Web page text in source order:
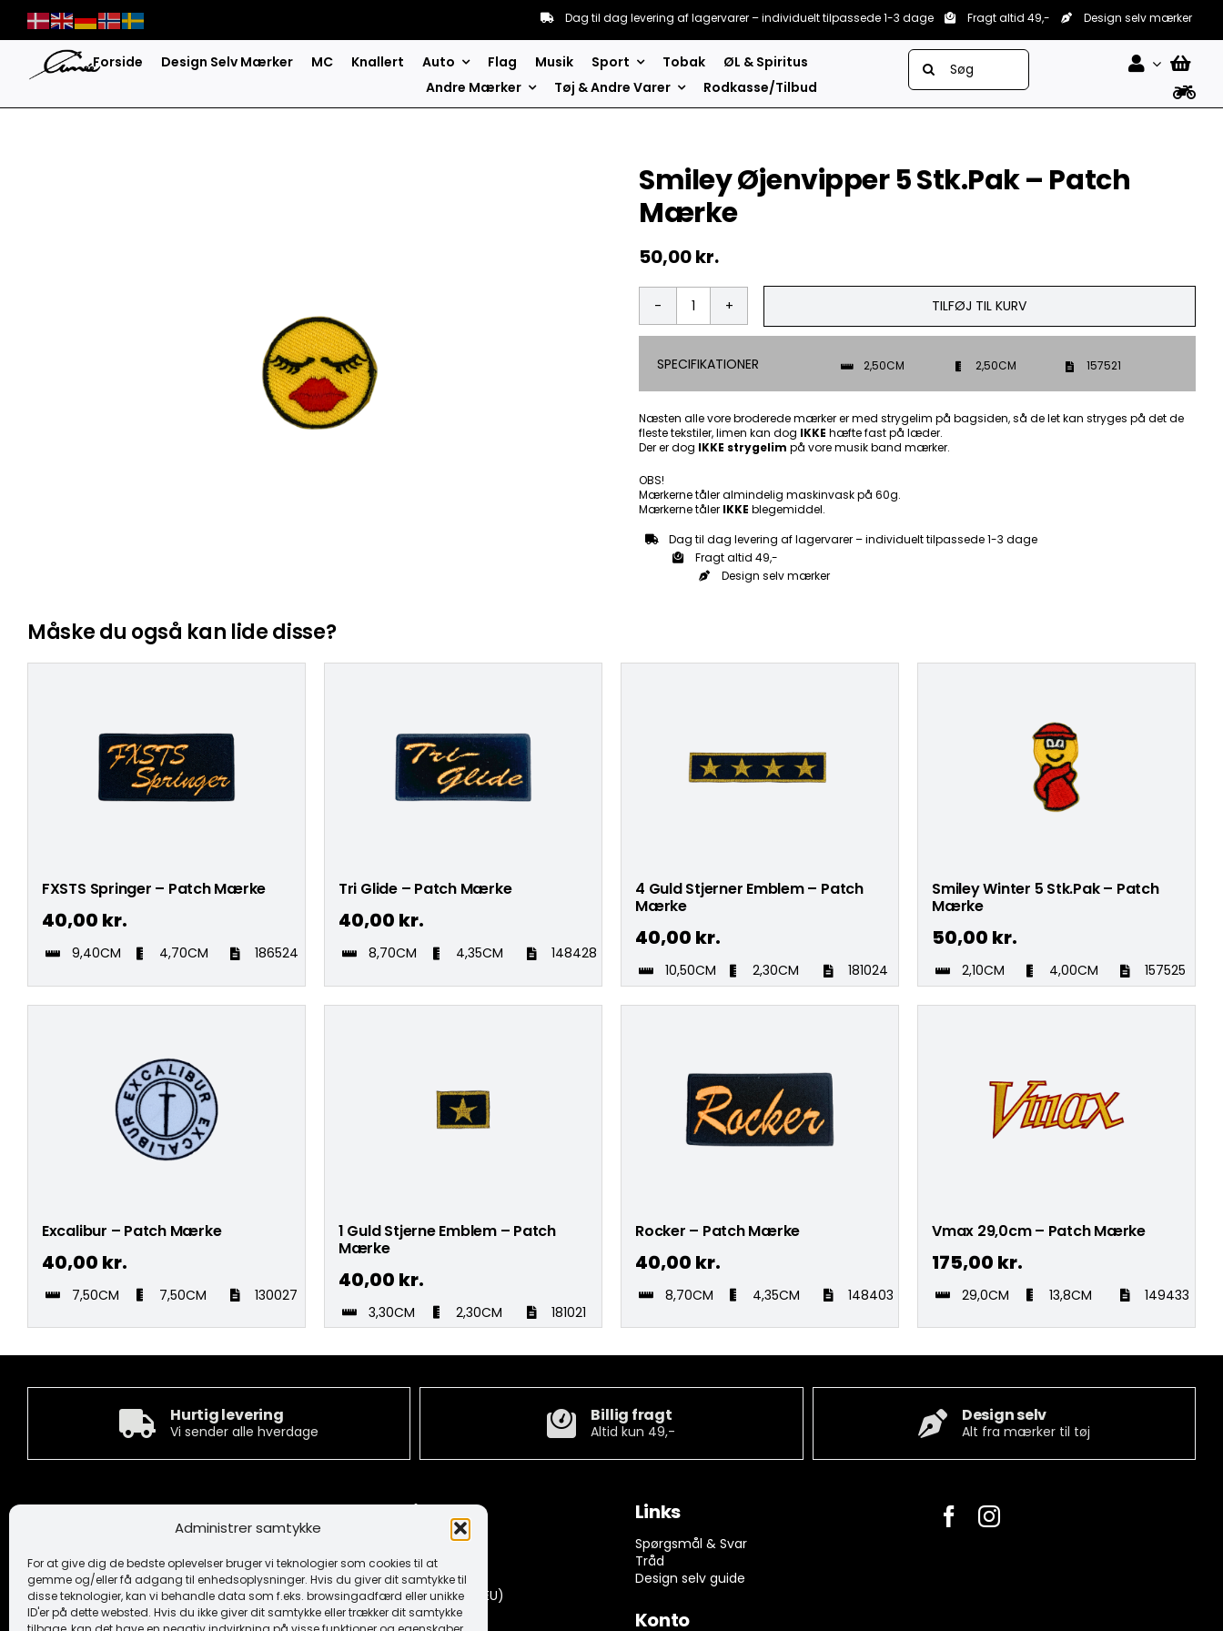
Administrer samtykke
For at give dig de bedste oplevelser bruger vi teknologier som cookies til at
gemme og/eller få adgang til enhedsoplysninger. Hvis du giver dit samtykke til
disse teknologier, kan vi behandle data som f.eks. browsingadfærd eller unikke
ID'er på dette websted. Hvis du ikke giver dit samtykke eller trækker dit samtykke
content
Dag til dag levering af lagervarer – individuelt tilpassede 1-3 dage Fragt altid 49,- Design selv mærker
Forside Design Selv Mærker MC Knallert Auto Flag Musik Sport Tobak
ØL & Spiritus
Andre Mærker
Tøj & Andre Varer Rodkasse/Tilbud
Søg
efter:
Smiley Øjenvipper 5 Stk.Pak – Patch
Mærke
50,00kr.
Smiley
Øjenvipper
Stk.Pak
Mærke
antal
TILFØJ TIL KURV
SPECIFIKATIONER 2,50CM 2,50CM 157521
Næsten alle vore broderede mærker er med strygelim på bagsiden, så de let kan stryges på det de
fleste tekstiler, limen kan dog IKKE hæfte fast på læder.
Der er dog IKKE strygelim på vore musik band mærker.
OBS!
Mærkerne tåler almindelig maskinvask på 60g.
Mærkerne tåler IKKE blegemiddel.
Dag til dag levering af lagervarer – individuelt tilpassede 1-3 dage
Fragt altid 49,-
Design selv mærker
Måske du også kan lide disse?
FXSTS Springer – Patch Mærke
40,00 kr.
9,40CM 4,70CM 186524
Tri Glide – Patch Mærke
40,00 kr.
8,70CM 4,35CM 148428
4 Guld Stjerner Emblem – Patch
Mærke
40,00 kr.
10,50CM 2,30CM 181024
Smiley Winter 5 Stk.Pak – Patch
Mærke
50,00 kr.
2,10CM 4,00CM 157525
Excalibur – Patch Mærke
40,00 kr.
7,50CM 7,50CM 130027
1 Guld Stjerne Emblem – Patch
Mærke
40,00 kr.
3,30CM 2,30CM 181021
Rocker – Patch Mærke
40,00 kr.
8,70CM 4,35CM 148403
Vmax 29,0cm – Patch Mærke
175,00 kr.
29,0CM 13,8CM 149433
Hurtig levering
Vi sender alle hverdage
Billig fragt
Altid kun 49,-
Design selv
Alt fra mærker til tøj
Kontakt
Løhdesvej 6
7442 Engesvang
+45 86 86 40 55
camee@broderi.dk
Information
Handelsbetingelser
Ansvarsfraskrivelse
Cookiepolitik (EU)
Fortrolighedserklæring (EU)
Logo
Links
Spørgsmål & Svar
Tråd
Design selv guide
Konto